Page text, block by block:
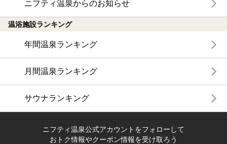
ニフティ温泉からのお知らせ
温浴施設ランキング
年間温泉ランキング
月間温泉ランキング
サウナランキング
ニフティ温泉公式アカウントをフォローして
おトク情報やクーポン情報を受け取ろう